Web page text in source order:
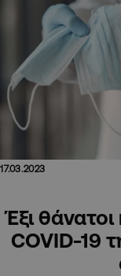
17.03.2023
Έξι
COVID-19